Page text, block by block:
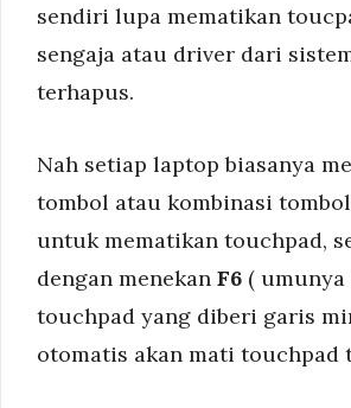
sendiri lupa mematikan
sengaja atau driver dari
terhapus.
Nah setiap laptop biasanya
tombol atau kombinasi
untuk mematikan touchpad,
dengan menekan F6 ( umunya
touchpad yang diberi garis
otomatis akan mati touchpad